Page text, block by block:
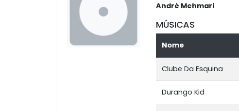
André Mehmari
MÚSICAS
Nome
Clube Da Esquina
Durango Kid